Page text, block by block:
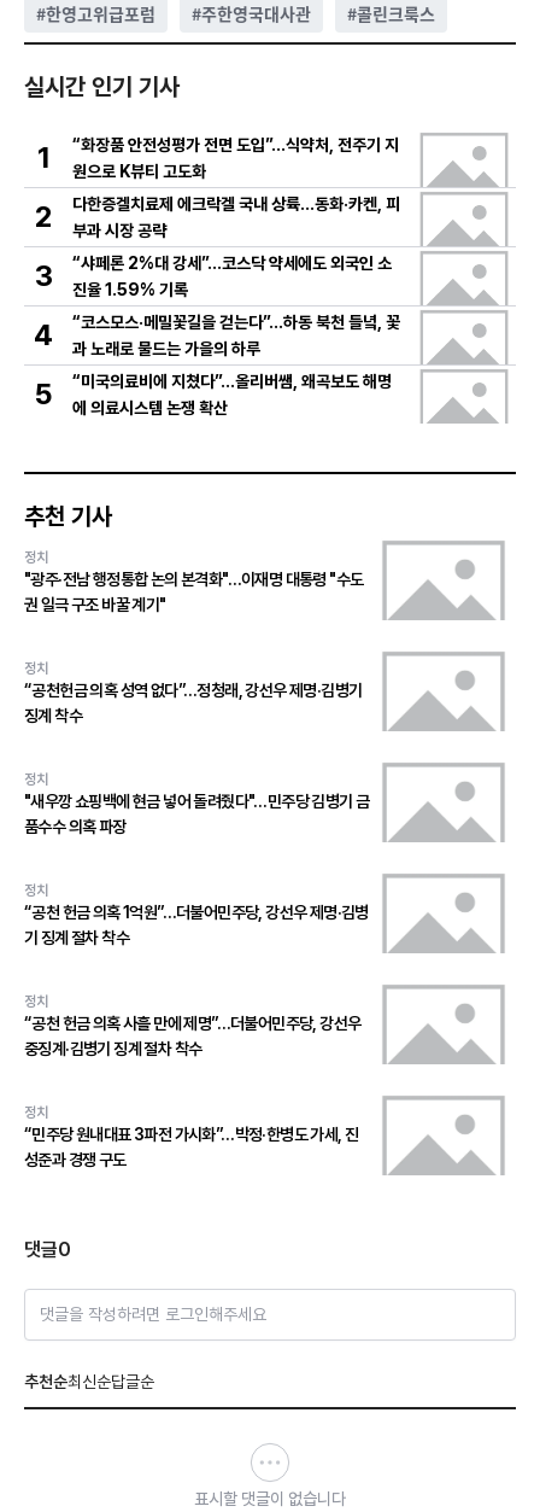
#한영고위급포럼 #주한영국대사관 #콜린크룩스
실시간 인기 기사
1
“화장품 안전성평가 전면 도입”…식약처, 전주기 지
원으로 K뷰티 고도화
2
다한증겔치료제 에크락겔 국내 상륙…동화·카켄, 피
부과 시장 공략
3
“샤페론 2%대 강세”…코스닥 약세에도 외국인 소
진율 1.59% 기록
4
“코스모스·메밀꽃길을 걷는다”…하동 북천 들녘, 꽃
과 노래로 물드는 가을의 하루
5
“미국의료비에 지쳤다”…올리버쌤, 왜곡보도 해명
에 의료시스템 논쟁 확산
추천 기사
정치
"광주·전남 행정통합 논의 본격화"…이재명 대통령 "수도
권 일극 구조 바꿀 계기"
정치
“공천헌금 의혹 성역 없다”…정청래, 강선우 제명·김병기
징계 착수
정치
"새우깡 쇼핑백에 현금 넣어 돌려줬다"…민주당 김병기 금
품수수 의혹 파장
정치
“공천 헌금 의혹 1억원”…더불어민주당, 강선우 제명·김병
기 징계 절차 착수
정치
“공천 헌금 의혹 사흘 만에 제명”…더불어민주당, 강선우
중징계·김병기 징계 절차 착수
정치
“민주당 원내대표 3파전 가시화”…박정·한병도 가세, 진
성준과 경쟁 구도
댓글0
댓글을 작성하려면 로그인해주세요
추천순최신순답글순
표시할 댓글이 없습니다